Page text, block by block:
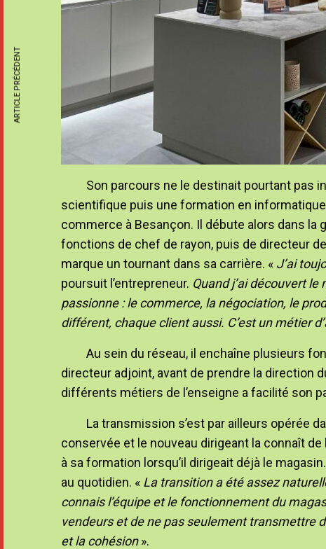
Son parcours ne le destinait pourtant pas
scientifique puis une formation en
commerce à Besançon. Il débute alors dans
fonctions de chef de rayon, puis de directeur
marque un tournant dans sa carrière. « J’ai
poursuit l’entrepreneur. Quand j’ai découvert
passionne : le commerce, la négociation, le
différent, chaque client aussi. C’est un métier
Au sein du réseau, il enchaîne plusieurs
directeur adjoint, avant de prendre la direction
différents métiers de l’enseigne a facilité son
La transmission s’est par ailleurs opérée
conservée et le nouveau dirigeant la connaît
à sa formation lorsqu’il dirigeait déjà le
au quotidien. « La transition a été assez
connais l’équipe et le fonctionnement du
vendeurs et de ne pas seulement transmettre
et la cohésion».
ARTICLE PRÉCÉDENT